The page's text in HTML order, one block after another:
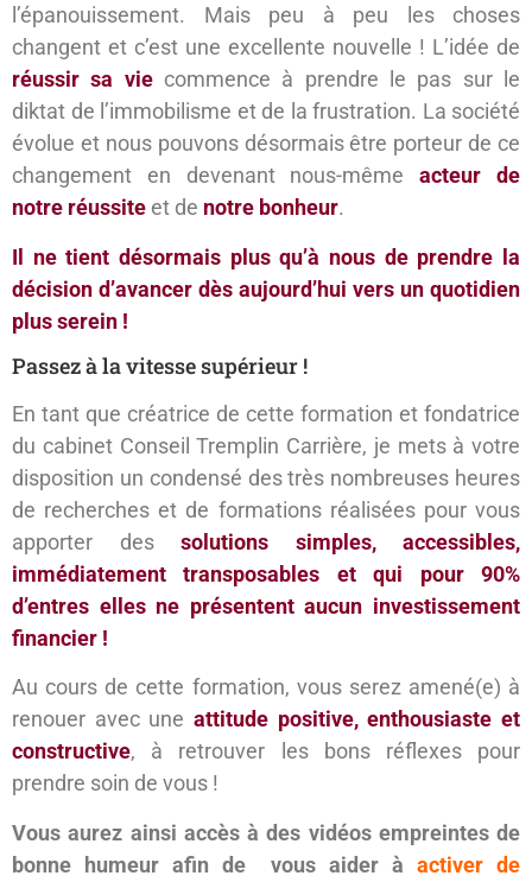
l’épanouissement. Mais peu à peu les choses
changent et c’est une excellente nouvelle ! L’idée de
réussir sa viecommence à prendre le pas sur le
diktat de l’immobilisme et de la frustration. La société
évolue et nous pouvons désormais être porteur de ce
changement en devenant nous-mêmeacteur de
notre réussite et de notre bonheur.
Il ne tient désormais plus qu’à nous de prendre la
décision d’avancer dès aujourd’hui vers un quotidien
plus serein !
Passez à la vitesse supérieur !
En tant que créatrice de cette formation et fondatrice
du cabinet Conseil Tremplin Carrière, je mets à votre
disposition un condensé des très nombreuses heures
de recherches et de formations réalisées pour vous
apporter des solutions simples, accessibles,
immédiatement transposables et qui pour 90%
d’entres elles ne présentent aucun investissement
financier !
Au cours de cette formation, vous serez amené(e) à
renouer avec une attitude positive, enthousiaste et
constructive, à retrouver les bons réflexes pour
prendre soin de vous !
Vous aurez ainsi accès à des vidéos empreintes de
bonne humeur afin de vous aider àactiver de